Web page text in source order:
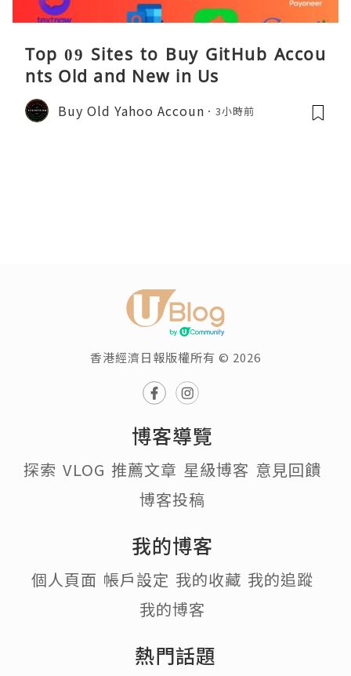
Top 09 Sites to Buy GitHub Accou
nts Old and New in Us
Buy Old Yahoo Accoun 3小時前
香港經濟日報版權所有 © 2026
博客導覽
探索 VLOG 推薦文章 星級博客 意見回饋
博客投稿
我的博客
個人頁面 帳戶設定 我的收藏 我的追蹤
我的博客
熱門話題